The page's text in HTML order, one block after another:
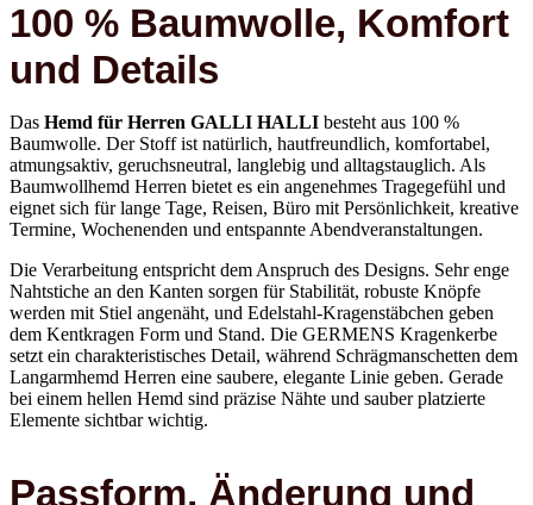
100 % Baumwolle, Komfort
und Details
Das Hemd für Herren GALLI HALLI besteht aus 100 %
Baumwolle. Der Stoff ist natürlich, hautfreundlich, komfortabel,
atmungsaktiv, geruchsneutral, langlebig und alltagstauglich. Als
Baumwollhemd Herren bietet es ein angenehmes Tragegefühl und
eignet sich für lange Tage, Reisen, Büro mit Persönlichkeit, kreative
Termine, Wochenenden und entspannte Abendveranstaltungen.
Die Verarbeitung entspricht dem Anspruch des Designs. Sehr enge
Nahtstiche an den Kanten sorgen für Stabilität, robuste Knöpfe
werden mit Stiel angenäht, und Edelstahl-Kragenstäbchen geben
dem Kentkragen Form und Stand. Die GERMENS Kragenkerbe
setzt ein charakteristisches Detail, während Schrägmanschetten dem
Langarmhemd Herren eine saubere, elegante Linie geben. Gerade
bei einem hellen Hemd sind präzise Nähte und sauber platzierte
Elemente sichtbar wichtig.
Passform, Änderung und